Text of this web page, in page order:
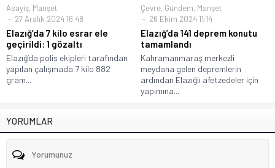
Asayiş, Manşet
27 Aralık 2024 16:48
Elazığ’da 7 kilo esrar ele
geçirildi: 1 gözaltı
Elazığ’da polis ekipleri tarafından
yapılan çalışmada 7 kilo 882
gram...
Çevre, Gündem, Manşet
26 Ekim 2024 11:14
Elazığ’da 141 deprem konutu
tamamlandı
Kahramanmaraş merkezli
meydana gelen depremlerin
ardından Elazığlı afetzedeler için
yapımına...
YORUMLAR